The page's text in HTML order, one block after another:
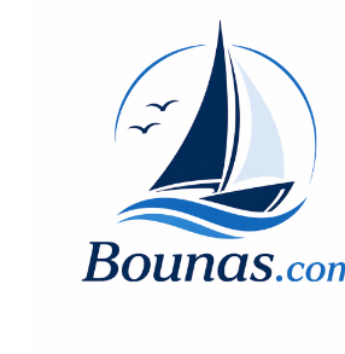
ΓΛΩΣΣΆΡΙΟ
[ 03/08/2025 ]